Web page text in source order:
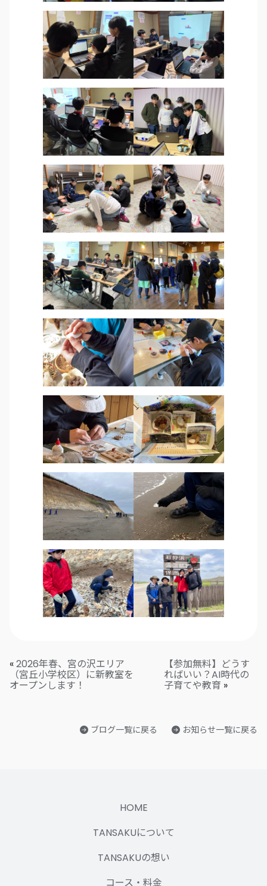
«2026年春、宮の沢エリア
（宮丘小学校区）に新教室を
オープンします！
【参加無料】どうす
ればいい？AI時代の
子育てや教育 »
ブログ一覧に戻る お知らせ一覧に戻る
HOME
TANSAKUについて
TANSAKUの想い
コース・料金